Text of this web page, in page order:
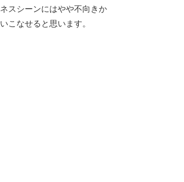
スシーンにはやや不向きか
こなせると思います。